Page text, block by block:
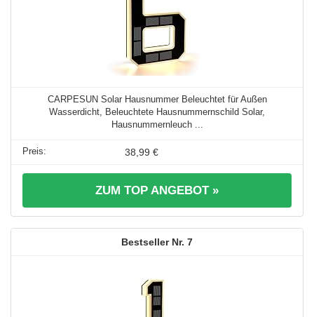
CARPESUN Solar Hausnummer Beleuchtet für Außen
Wasserdicht, Beleuchtete Hausnummernschild Solar,
Hausnummernleuch ...
38,99 €
ZUM TOP ANGEBOT »
7